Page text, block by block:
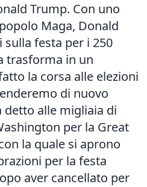
Trump. Con uno
Maga, Donald
festa per i 250
trasforma in un
la corsa alle elezioni
di nuovo
detto alle migliaia di
per la Great
la quale si aprono
per la festa
aver cancellato per